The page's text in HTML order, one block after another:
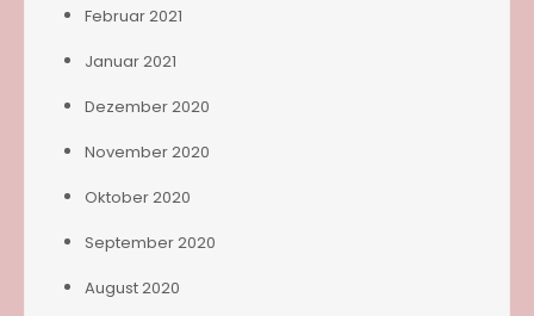
Februar 2021
Januar 2021
Dezember 2020
November 2020
Oktober 2020
September 2020
August 2020